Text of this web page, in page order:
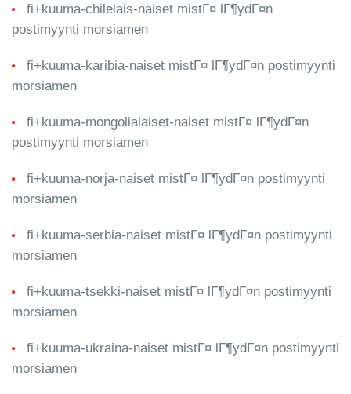
fi+kuuma-chilelais-naiset mistГ¤ lГ¶ydГ¤n
postimyynti morsiamen
fi+kuuma-karibia-naiset mistГ¤ lГ¶ydГ¤n postimyynti
morsiamen
fi+kuuma-mongolialaiset-naiset mistГ¤ lГ¶ydГ¤n
postimyynti morsiamen
fi+kuuma-norja-naiset mistГ¤ lГ¶ydГ¤n postimyynti
morsiamen
fi+kuuma-serbia-naiset mistГ¤ lГ¶ydГ¤n postimyynti
morsiamen
fi+kuuma-tsekki-naiset mistГ¤ lГ¶ydГ¤n postimyynti
morsiamen
fi+kuuma-ukraina-naiset mistГ¤ lГ¶ydГ¤n postimyynti
morsiamen